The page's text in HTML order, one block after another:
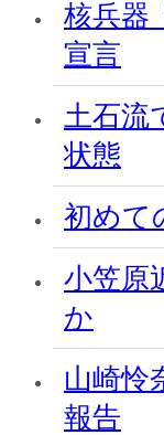
核兵器
宣言
土石流
状態
初めて
小笠原
か
山崎怜
報告